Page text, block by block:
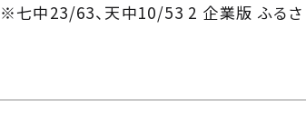
中23/63、天中10/53 2 企業版 ふる